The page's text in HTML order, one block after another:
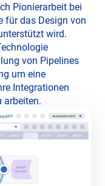
Pionierarbeit bei
für das Design von
wird.
von Pipelines
um eine
Integrationen
arbeiten.